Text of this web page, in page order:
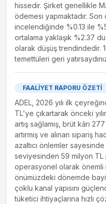
hissedir. Şirket genellikle
ödemesi yapmaktadır.
incelendiğinde %0.13 ile
ortalama yaklaşık %2.37
olarak düşüş trendindedir.
temettüleri geri
FAALİYET RAPORU ÖZETİ
ADEL, 2026 yılı ilk
TL'ye çıkartarak önceki
artış sağlamış, brüt kârı
artırmış ve alınan sipariş
azaltıcı önlemler
seviyesinden 59 milyon
operasyonel olarak önemli
önümüzdeki dönemde bayi
çoklu kanal yapısını
tüketici ihtiyaçlarına hızlı